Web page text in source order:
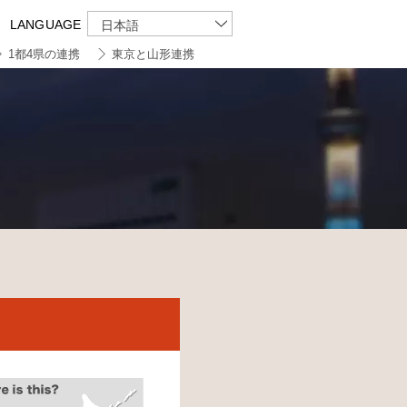
LANGUAGE 日本語
1都4県の連携 東京と山形連携